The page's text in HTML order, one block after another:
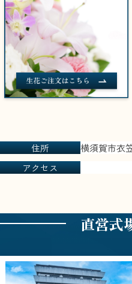
住所
横須賀市衣
アクセス
直営式